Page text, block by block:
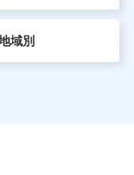
会社
域別